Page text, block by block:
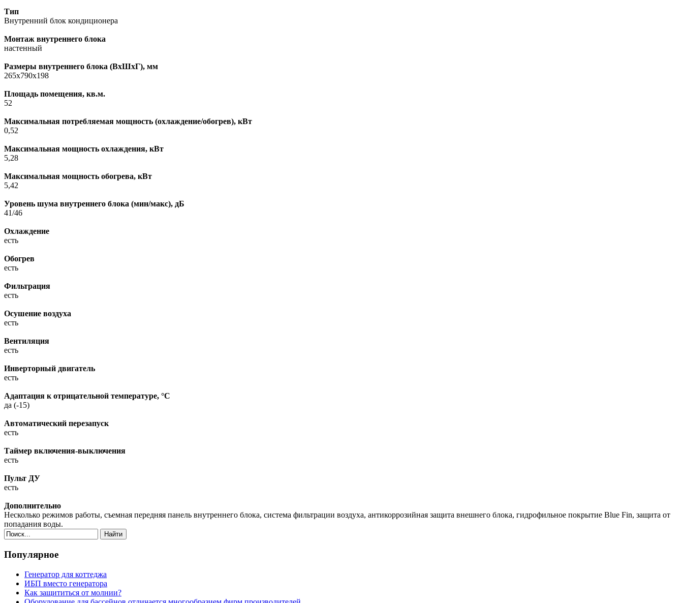
Тип
Внутренний блок кондиционера
Монтаж внутреннего блока
настенный
Размеры внутреннего блока (ВхШхГ), мм
265х790х198
Площадь помещения, кв.м.
52
Максимальная потребляемая мощность (охлаждение/обогрев), кВт
0,52
Максимальная мощность охлаждения, кВт
5,28
Максимальная мощность обогрева, кВт
5,42
Уровень шума внутреннего блока (мин/макс), дБ
41/46
Охлаждение
есть
Обогрев
есть
Фильтрация
есть
Осушение воздуха
есть
Вентиляция
есть
Инверторный двигатель
есть
Адаптация к отрицательной температуре, °C
да (-15)
Автоматический перезапуск
есть
Таймер включения-выключения
есть
Пульт ДУ
есть
Дополнительно
Несколько режимов работы, съемная передняя панель внутреннего блока, система фильтрации воздуха, антикоррозийная защита внешнего блока, гидрофильное покрытие Blue Fin, защита от
попадания воды.
Найти
Популярное
Генератор для коттеджа
ИБП вместо генератора
Как защититься от молнии?